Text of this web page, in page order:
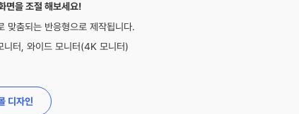
면을 조절 해보세요!
맞춤되는 반응형으로 제작됩니다.
니터, 와이드 모니터(4K 모니터)
디자인